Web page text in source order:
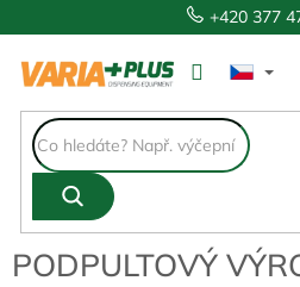
na
+420 377
PODPULTOVÝ
23 400 Kč